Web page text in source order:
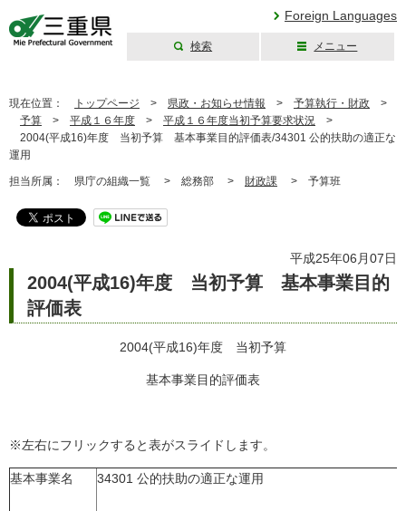
Foreign Languages
検索 メニュー
現在位置： トップページ > 県政・お知らせ情報 > 予算執行・財政 >
予算 > 平成１６年度 > 平成１６年度当初予算要求状況 >
2004(平成16)年度 当初予算 基本事業目的評価表/34301 公的扶助の適正な
運用
担当所属： 県庁の組織一覧 > 総務部 > 財政課 > 予算班
平成25年06月07日
2004(平成16)年度 当初予算 基本事業目的
評価表
2004(平成16)年度 当初予算
基本事業目的評価表
※左右にフリックすると表がスライドします。
基本事業名 34301 公的扶助の適正な運用